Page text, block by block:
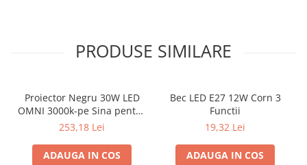
PRODUSE SIMILARE
Proiector Negru 30W LED
OMNI 3000k-pe Sina pentru
Display Magazin
253,18 Lei
ADAUGA IN COS
Bec LED E27 12W Corn 3
Functii
19,32 Lei
ADAUGA IN COS